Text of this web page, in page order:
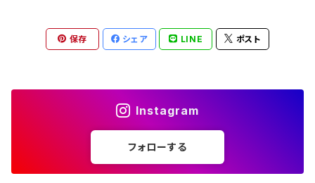
保存 シェア LINE ポスト
Instagram
フォローする